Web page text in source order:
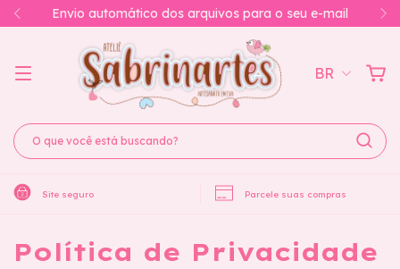
Envio automático dos arquivos para o seu e-mail
BR
Site seguro Parcele suas compras
Política de Privacidade